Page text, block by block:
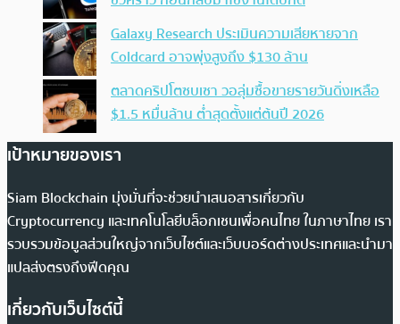
Galaxy Research ประเมินความเสียหายจาก
Coldcard อาจพุ่งสูงถึง $130 ล้าน
ตลาดคริปโตซบเซา วอลุ่มซื้อขายรายวันดิ่งเหลือ
$1.5 หมื่นล้าน ต่ำสุดตั้งแต่ต้นปี 2026
เป้าหมายของเรา
Siam Blockchain มุ่งมั่นที่จะช่วยนำเสนอสารเกี่ยวกับ
Cryptocurrency และเทคโนโลยีบล็อกเชนเพื่อคนไทย ในภาษาไทย เรา
รวบรวมข้อมูลส่วนใหญ่จากเว็บไซต์และเว็บบอร์ดต่างประเทศและนำมา
แปลส่งตรงถึงฟีดคุณ
เกี่ยวกับเว็บไซต์นี้